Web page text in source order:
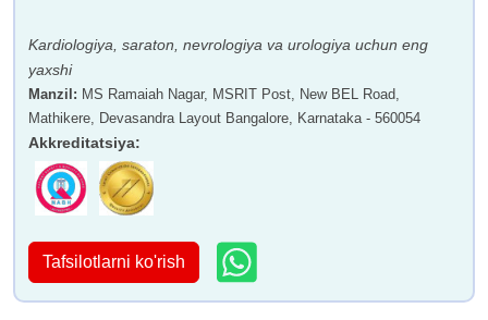
Kardiologiya, saraton, nevrologiya va urologiya uchun eng
yaxshi
Manzil : MS Ramaiah Nagar, MSRIT Post, New BEL Road,
Mathikere, Devasandra Layout Bangalore, Karnataka - 560054
Akkreditatsiya:
Tafsilotlarni ko'rish